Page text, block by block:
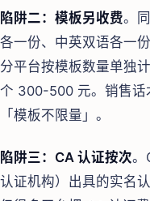
陷阱二：模板另收费。
各一份、中英双语各一
分平台按模板数量单独
个 300-500 元。销售话
「模板不限量」。
陷阱三：CA 认证按次。
认证机构）出具的实名